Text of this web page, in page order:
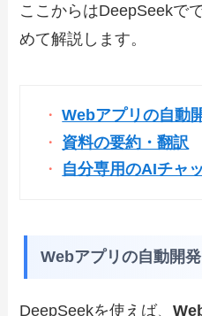
ここからはDeepSeekで
めて解説します。
Webアプリの自動
資料の要約・翻訳
自分専用のAIチャ
Webアプリの自動開発
DeepSeekを使えば、